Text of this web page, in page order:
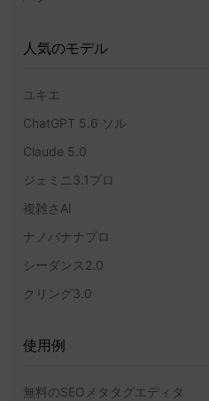
人気のモデル
ユキエ
ChatGPT 5.6 ソル
Claude 5.0
ジェミニ3.1プロ
複雑さAI
ナノバナナプロ
シーダンス2.0
クリング3.0
使用例
無料のSEOメタタグエディタ